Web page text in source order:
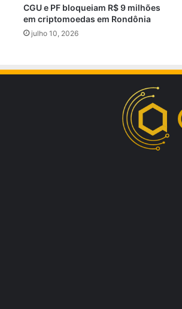
CGU e PF bloqueiam R$ 9 milhões
em criptomoedas em Rondônia
julho 10, 2026